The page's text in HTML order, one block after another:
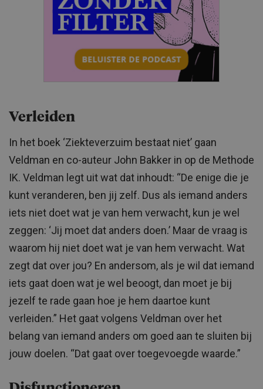
Verleiden
In het boek ‘Ziekteverzuim bestaat niet’ gaan
Veldman en co-auteur John Bakker in op de Methode
IK. Veldman legt uit wat dat inhoudt: “De enige die je
kunt veranderen, ben jij zelf. Dus als iemand anders
iets niet doet wat je van hem verwacht, kun je wel
zeggen: ‘Jij moet dat anders doen.’ Maar de vraag is
waarom hij niet doet wat je van hem verwacht. Wat
zegt dat over jou? En andersom, als je wil dat iemand
iets gaat doen wat je wel beoogt, dan moet je bij
jezelf te rade gaan hoe je hem daartoe kunt
verleiden.” Het gaat volgens Veldman over het
belang van iemand anders om goed aan te sluiten bij
jouw doelen. “Dat gaat over toegevoegde waarde.”